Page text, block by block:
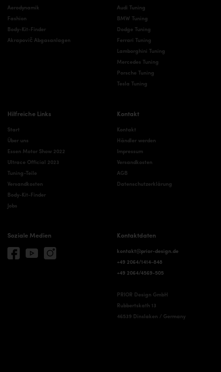
Aerodynamik
Fashion
Body-Kit-Finder
Akrapovič Abgasanlagen
Audi Tuning
BMW Tuning
Dodge Tuning
Ferrari Tuning
Lamborghini Tuning
Mercedes Tuning
Porsche Tuning
Tesla Tuning
Hilfreiche Links
Start
Über uns
Essen Motor Show 2022
Ultrace Official 2023
Tuning-Teile
Versandkosten
Body-Kit-Finder
Jobs
Kontakt
Kontakt
Händler werden
Impressum
Versandkosten
AGB
Datenschutzerklärung
Soziale Medien Kontaktdaten
kontakt@prior-design.de
+49 2064/1414-848
+49 2064/4569-505
PRIOR Design GmbH
Rubbertskath 13
46539 Dinslaken / Germany